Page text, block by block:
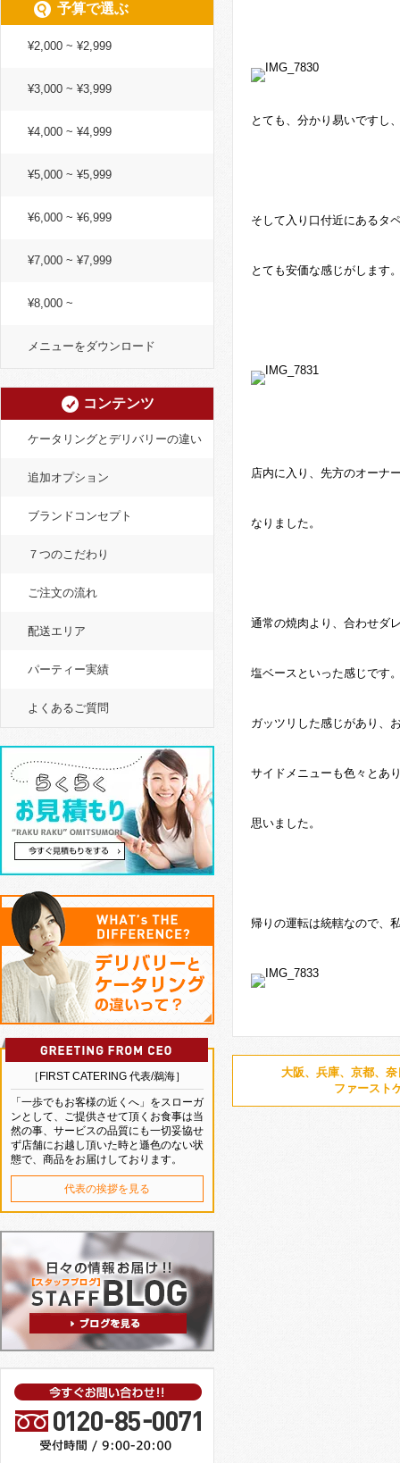
とても、分かり易いですし
そして入り口付近にあるタ
とても安価な感じがします
店内に入り、先方のオーナ
なりました。
通常の焼肉より、合わせダ
塩ベースといった感じです
ガッツリした感じがあり、
サイドメニューも色々とあ
思いました。
帰りの運転は統轄なので、
大阪、兵庫、京都、
ファースト
予算で選ぶ
¥2,000 ~ ¥2,999
¥3,000 ~ ¥3,999
¥4,000 ~ ¥4,999
¥5,000 ~ ¥5,999
¥6,000 ~ ¥6,999
¥7,000 ~ ¥7,999
¥8,000 ~
メニューをダウンロード
コンテンツ
ケータリングとデリバリーの違い
追加オプション
ブランドコンセプト
７つのこだわり
ご注文の流れ
配送エリア
パーティー実績
よくあるご質問
［FIRST CATERING 代表/鵜海］
「一歩でもお客様の近くへ」をスローガ
ンとして、ご提供させて頂くお食事は当
然の事、サービスの品質にも一切妥協せ
ず店舗にお越し頂いた時と遜色のない状
態で、商品をお届けしております。
代表の挨拶を見る